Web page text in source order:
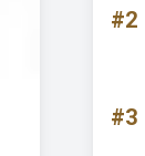
#2
#3